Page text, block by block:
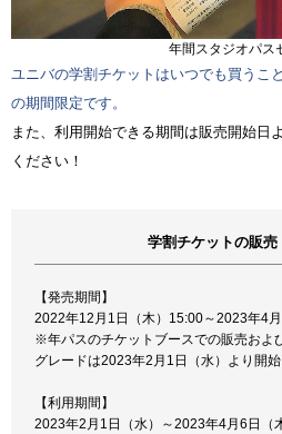
年間スタジオパス
ユニバの学割チケットはいつでも買うこ
の期間限定です。
また、利用開始できる期間は販売開始日
ください！
学割チケットの販売
【発売期間】
2022年12月1日（木）15:00～2023年4月
※年パスのチケットブースでの販売およ
グレードは2023年2月1日（水）より開始
【利用期間】
2023年2月1日（水）～2023年4月6日（